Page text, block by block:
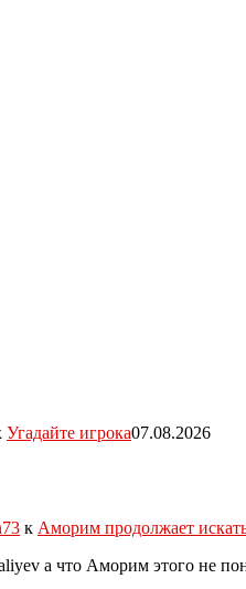
Угадайте игрока07.08.2026
к Аморим продолжает
а что Аморим этого не